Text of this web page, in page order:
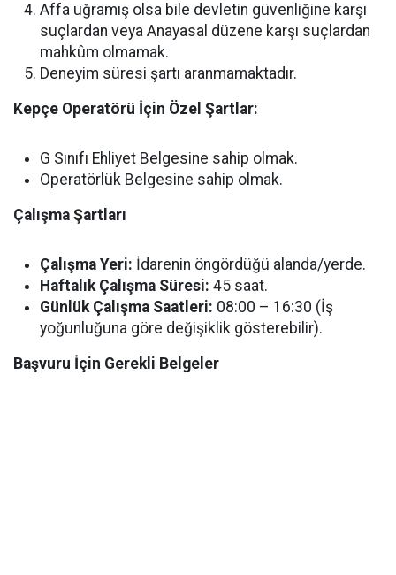
Affa uğramış olsa bile devletin güvenliğine karşı
suçlardan veya Anayasal düzene karşı suçlardan
mahkûm olmamak.
Deneyim süresi şartı aranmamaktadır.
Kepçe Operatörü İçin Özel Şartlar:
G Sınıfı Ehliyet Belgesine sahip olmak.
Operatörlük Belgesine sahip olmak.
Çalışma Şartları
Çalışma Yeri: İdarenin öngördüğü alanda/yerde.
Haftalık Çalışma Süresi: 45 saat.
Günlük Çalışma Saatleri: 08:00 – 16:30 (İş
yoğunluğuna göre değişiklik gösterebilir).
Başvuru İçin Gerekli Belgeler